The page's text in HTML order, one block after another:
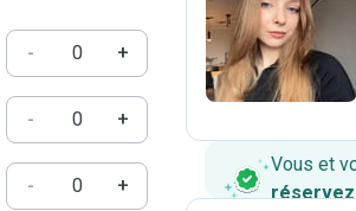
-
+
- +
-
+
P
Vous et
réservez